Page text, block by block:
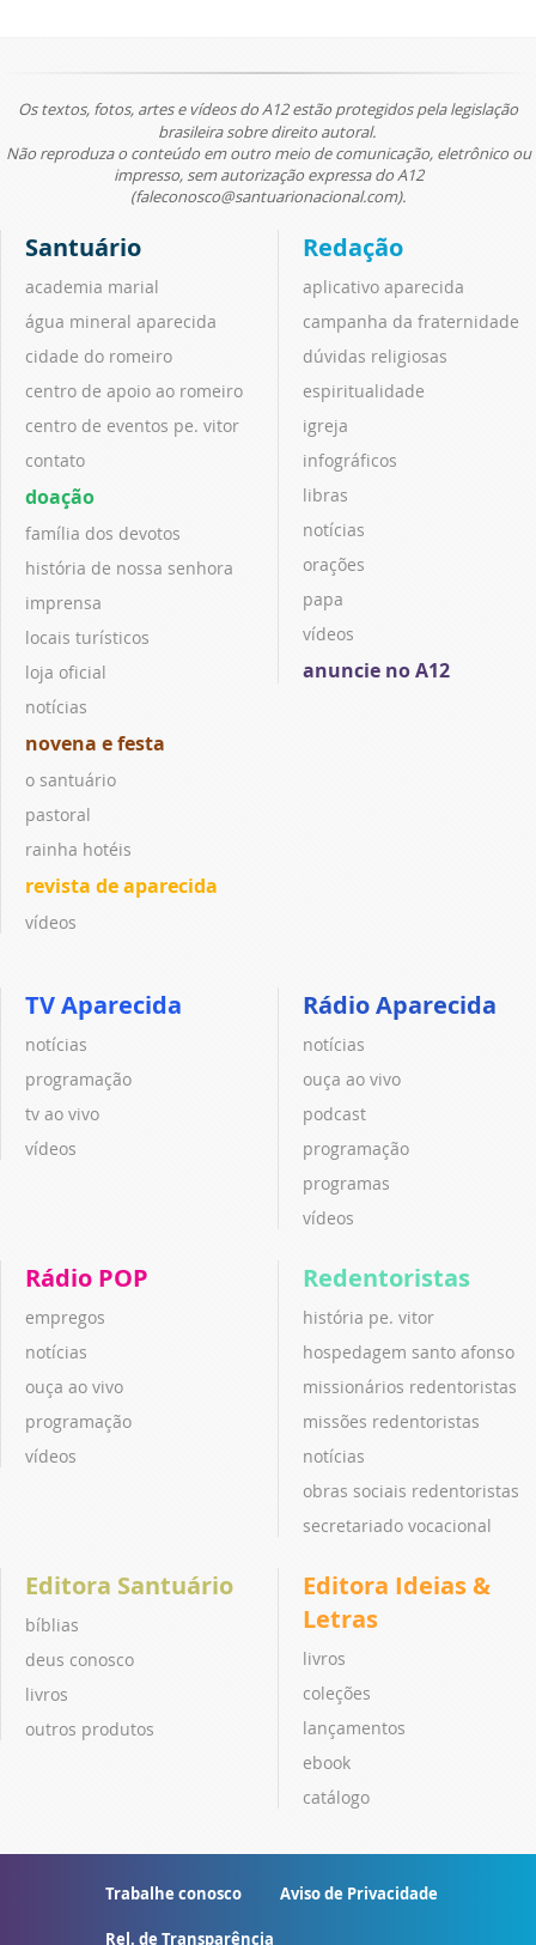
Os textos, fotos, artes e vídeos do A12 estão protegidos pela legislação
brasileira sobre direito autoral.
Não reproduza o conteúdo em outro meio de comunicação, eletrônico ou
impresso, sem autorização expressa do A12
(faleconosco@santuarionacional.com).
Santuário
academia marial
água mineral aparecida
cidade do romeiro
centro de apoio ao romeiro
centro de eventos pe. vitor
contato
doação
família dos devotos
história de nossa senhora
imprensa
locais turísticos
loja oficial
notícias
novena e festa
o santuário
pastoral
rainha hotéis
revista de aparecida
vídeos
Redação
aplicativo aparecida
campanha da fraternidade
dúvidas religiosas
espiritualidade
igreja
infográficos
libras
notícias
orações
papa
vídeos
anuncie no A12
TV Aparecida
notícias
programação
tv ao vivo
vídeos
Rádio Aparecida
notícias
ouça ao vivo
podcast
programação
programas
vídeos
Rádio POP
empregos
notícias
ouça ao vivo
programação
vídeos
Redentoristas
história pe. vitor
hospedagem santo afonso
missionários redentoristas
missões redentoristas
notícias
obras sociais redentoristas
secretariado vocacional
Editora Santuário
bíblias
deus conosco
livros
outros produtos
Editora Ideias &
Letras
livros
coleções
lançamentos
ebook
catálogo
Trabalhe conosco Aviso de Privacidade
Rel. de Transparência